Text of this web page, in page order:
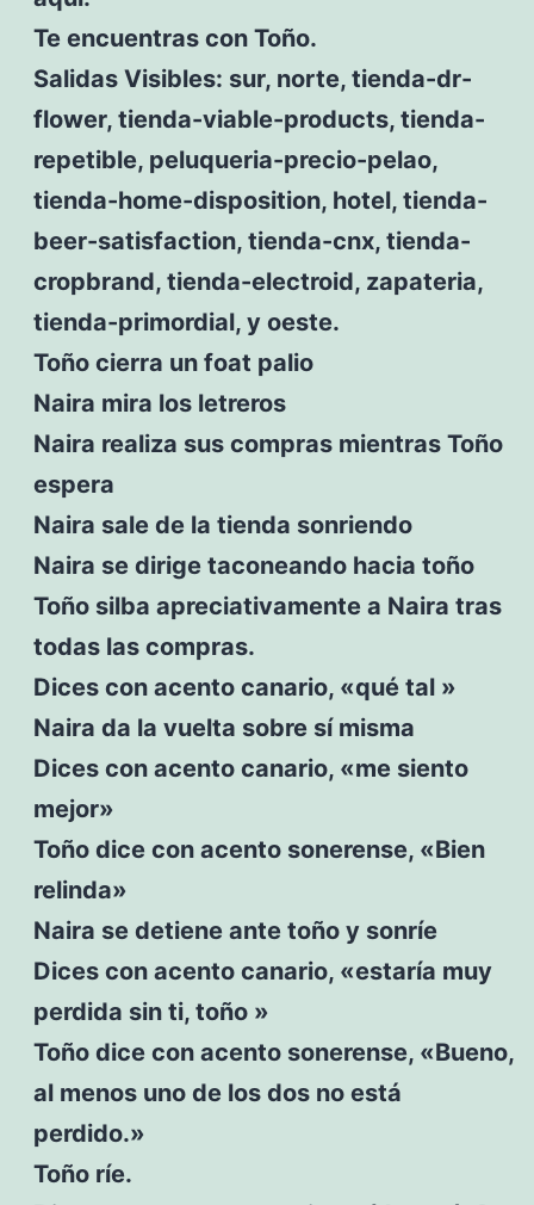
Te encuentras con Toño.
Salidas Visibles: sur, norte, tienda-dr-
flower, tienda-viable-products, tienda-
repetible, peluqueria-precio-pelao,
tienda-home-disposition, hotel, tienda-
beer-satisfaction, tienda-cnx, tienda-
cropbrand, tienda-electroid, zapateria,
tienda-primordial, y oeste.
Toño cierra un foat palio
Naira mira los letreros
Naira realiza sus compras mientras Toño
espera
Naira sale de la tienda sonriendo
Naira se dirige taconeando hacia toño
Toño silba apreciativamente a Naira tras
todas las compras.
Dices con acento canario, «qué tal »
Naira da la vuelta sobre sí misma
Dices con acento canario, «me siento
mejor»
Toño dice con acento sonerense, «Bien
relinda»
Naira se detiene ante toño y sonríe
Dices con acento canario, «estaría muy
perdida sin ti, toño »
Toño dice con acento sonerense, «Bueno,
al menos uno de los dos no está
perdido.»
Toño ríe.